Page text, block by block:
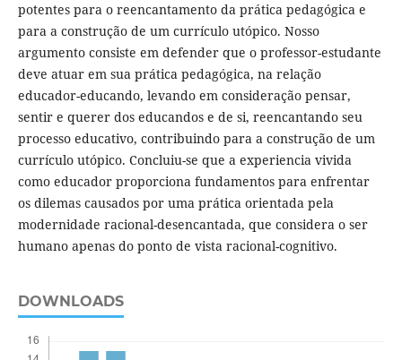
potentes para o reencantamento da prática pedagógica e
para a construção de um currículo utópico. Nosso
argumento consiste em defender que o professor-estudante
deve atuar em sua prática pedagógica, na relação
educador-educando, levando em consideração pensar,
sentir e querer dos educandos e de si, reencantando seu
processo educativo, contribuindo para a construção de um
currículo utópico. Concluiu-se que a experiencia vivida
como educador proporciona fundamentos para enfrentar
os dilemas causados por uma prática orientada pela
modernidade racional-desencantada, que considera o ser
humano apenas do ponto de vista racional-cognitivo.
DOWNLOADS